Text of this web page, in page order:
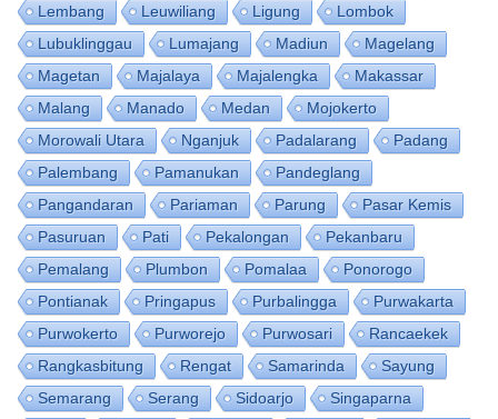
Lembang
Leuwiliang Ligung
Lombok
Lubuklinggau
Lumajang Madiun
Magelang
Magetan
Majalaya Majalengka
Makassar
Malang
Manado Medan
Mojokerto
Morowali Utara
Nganjuk Padalarang
Padang
Palembang
Pamanukan
Pandeglang
Pangandaran
Pariaman Parung
Pasar Kemis
Pasuruan
Pati Pekalongan
Pekanbaru
Pemalang
Plumbon Pomalaa
Ponorogo
Pontianak
Pringapus Purbalingga
Purwakarta
Purwokerto
Purworejo Purwosari
Rancaekek
Rangkasbitung
Rengat Samarinda
Sayung
Semarang
Serang Sidoarjo
Singaparna